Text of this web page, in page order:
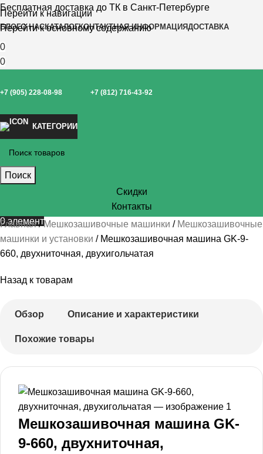
Перейти к навигации
Перейти к основному содержанию
Бесплатная доставка до ТК в Санкт-Петербурге
БЛОГО НАСКАТАЛОГКОНТАКТНАЯ ИНФОРМАЦИЯДОСТАВКА
0
0
+7 (905) 228-08-98 +7 (812) 716-43-92
КАТЕГОРИИ
Поиск
Скидки
Контакты
0элемент
Главная Мешкозашивочные машинки
Мешкозашивочные
машинки и установки
Мешкозашивочная машина GK-9-
660, двухниточная, двухигольчатая
Назад к товарам
Обзор Описание и характеристики
Похожие товары
Мешкозашивочная машина GK-
9-660, двухниточная,